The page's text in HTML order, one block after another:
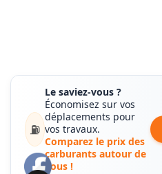
⛽
Le saviez-vous ?
Économisez sur vos
déplacements pour
vos travaux.
Comparez le prix des
carburants autour de
vous !